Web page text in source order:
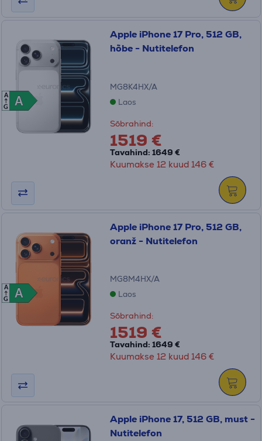
A
A
A
G
Apple iPhone 17 Pro, 512 GB,
hõbe - Nutitelefon
MG8K4HX/A
Laos
Sõbrahind:
1519 €
Tavahind: 1649 €
Kuumakse 12 kuud 146 €
A
A
A
G
Apple iPhone 17 Pro, 512 GB,
oranž - Nutitelefon
MG8M4HX/A
Laos
Sõbrahind:
1519 €
Tavahind: 1649 €
Kuumakse 12 kuud 146 €
Apple iPhone 17, 512 GB, must -
Nutitelefon